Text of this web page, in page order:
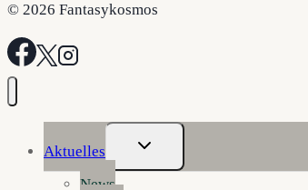
© 2026 Fantasykosmos
Aktuelles
Untermenü
Umschalten
News